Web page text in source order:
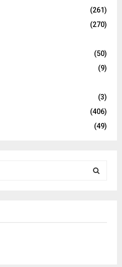
(261)
(270)
(50)
(9)
(3)
(406)
(49)